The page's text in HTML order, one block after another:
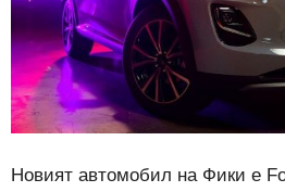
Новият автомобил на Фики е